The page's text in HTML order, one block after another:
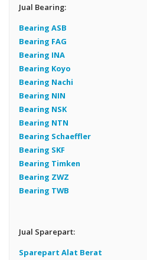
Jual Bearing:
Bearing ASB
Bearing FAG
Bearing INA
Bearing Koyo
Bearing Nachi
Bearing NIN
Bearing NSK
Bearing NTN
Bearing Schaeffler
Bearing SKF
Bearing Timken
Bearing ZWZ
Bearing TWB
Jual Sparepart:
Sparepart Alat Berat